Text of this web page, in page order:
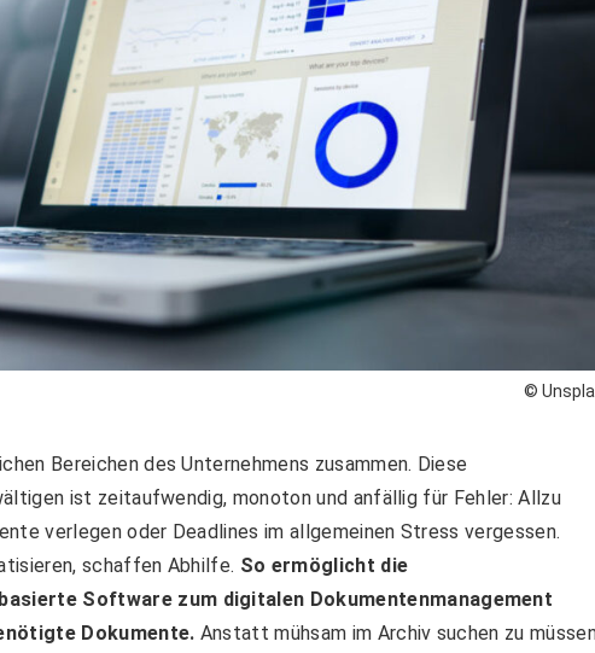
©
Bereichen des Unternehmens zusammen. Diese
ist zeitaufwendig, monoton und anfällig für Fehler: Allzu
verlegen oder Deadlines im allgemeinen Stress vergessen.
schaffen Abhilfe. So ermöglicht die
Software zum digitalen Dokumentenmanagement
Dokumente. Anstatt mühsam im Archiv suchen zu